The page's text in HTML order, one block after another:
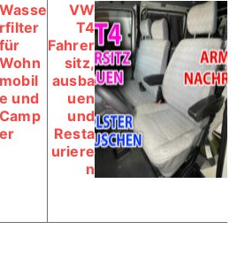
Wasse
rfilter
für
Wohn
mobil
e und
Camp
er
VW
T4
Fahrer
sitz,
ausba
uen
und
Resta
uriere
n